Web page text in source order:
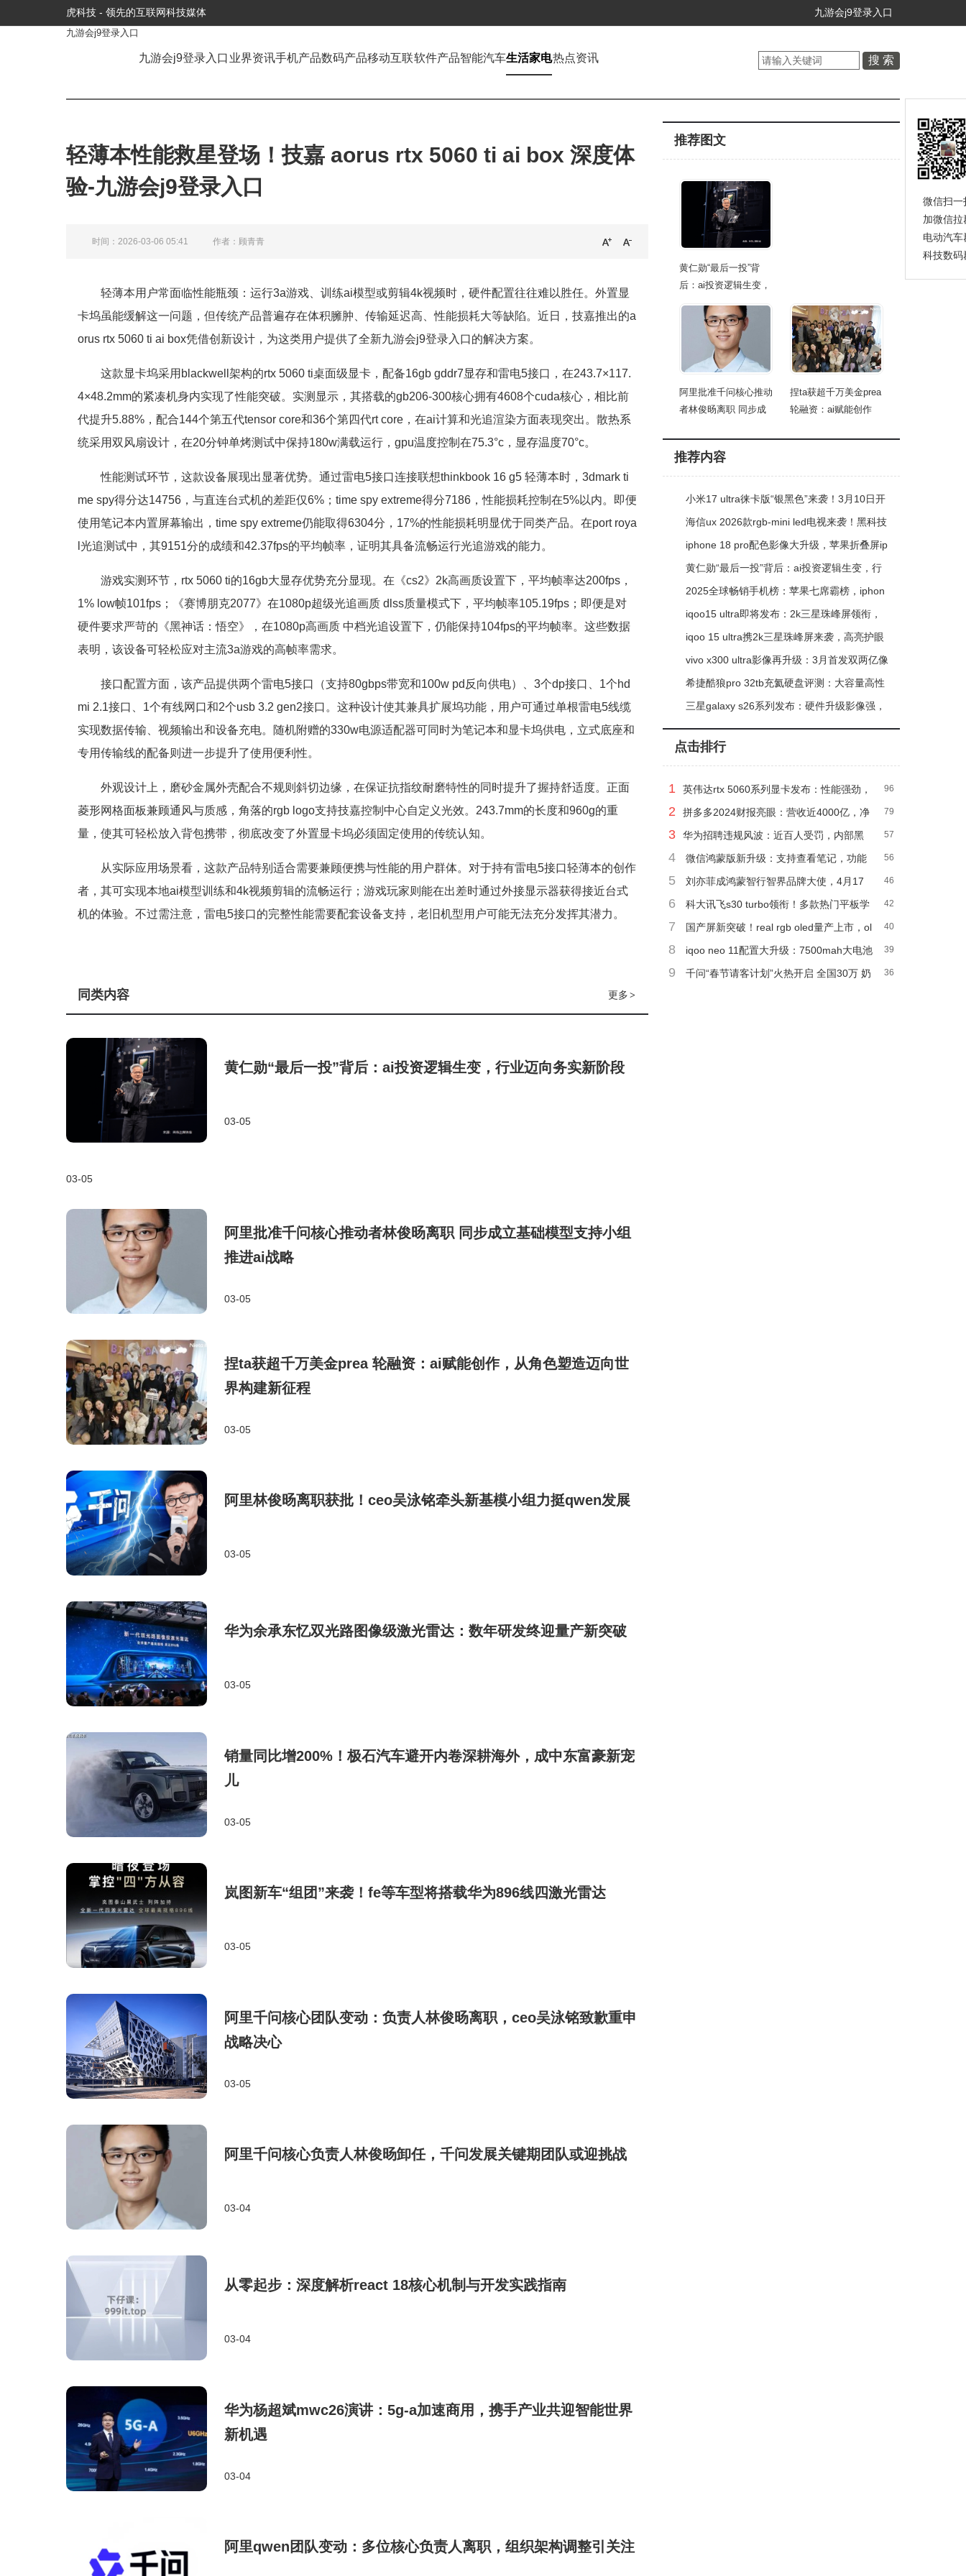
九游会j9登录入口
虎科技 - 领先的互联网科技媒体
九游会j9登录入口
九游会j9登录入口 业界资讯手机产品数码产品移动互联软件产品智能汽车生活家电热点资讯
轻薄本性能救星登场！技嘉 aorus rtx 5060 ti ai box 深度体
验-九游会j9登录入口
时间：2026-03-06 05:41 作者：顾青青
轻薄本用户常面临性能瓶颈：运行3a游戏、训练ai模型或剪辑4k视频时，硬件配置往往难以胜任。外置显
卡坞虽能缓解这一问题，但传统产品普遍存在体积臃肿、传输延迟高、性能损耗大等缺陷。近日，技嘉推出的a
orus rtx 5060 ti ai box凭借创新设计，为这类用户提供了全新九游会j9登录入口的解决方案。
这款显卡坞采用blackwell架构的rtx 5060 ti桌面级显卡，配备16gb gddr7显存和雷电5接口，在243.7×117.
4×48.2mm的紧凑机身内实现了性能突破。实测显示，其搭载的gb206-300核心拥有4608个cuda核心，相比前
代提升5.88%，配合144个第五代tensor core和36个第四代rt core，在ai计算和光追渲染方面表现突出。散热系
统采用双风扇设计，在20分钟单烤测试中保持180w满载运行，gpu温度控制在75.3°c，显存温度70°c。
性能测试环节，这款设备展现出显著优势。通过雷电5接口连接联想thinkbook 16 g5 轻薄本时，3dmark ti
me spy得分达14756，与直连台式机的差距仅6%；time spy extreme得分7186，性能损耗控制在5%以内。即便
使用笔记本内置屏幕输出，time spy extreme仍能取得6304分，17%的性能损耗明显优于同类产品。在port roya
l光追测试中，其9151分的成绩和42.37fps的平均帧率，证明其具备流畅运行光追游戏的能力。
游戏实测环节，rtx 5060 ti的16gb大显存优势充分显现。在《cs2》2k高画质设置下，平均帧率达200fps，
1% low帧101fps；《赛博朋克2077》在1080p超级光追画质 dlss质量模式下，平均帧率105.19fps；即便是对
硬件要求严苛的《黑神话：悟空》，在1080p高画质 中档光追设置下，仍能保持104fps的平均帧率。这些数据
表明，该设备可轻松应对主流3a游戏的高帧率需求。
接口配置方面，该产品提供两个雷电5接口（支持80gbps带宽和100w pd反向供电）、3个dp接口、1个hd
mi 2.1接口、1个有线网口和2个usb 3.2 gen2接口。这种设计使其兼具扩展坞功能，用户可通过单根雷电5线缆
实现数据传输、视频输出和设备充电。随机附赠的330w电源适配器可同时为笔记本和显卡坞供电，立式底座和
专用传输线的配备则进一步提升了使用便利性。
外观设计上，磨砂金属外壳配合不规则斜切边缘，在保证抗指纹耐磨特性的同时提升了握持舒适度。正面
菱形网格面板兼顾通风与质感，角落的rgb logo支持技嘉控制中心自定义光效。243.7mm的长度和960g的重
量，使其可轻松放入背包携带，彻底改变了外置显卡坞必须固定使用的传统认知。
从实际应用场景看，这款产品特别适合需要兼顾便携与性能的用户群体。对于持有雷电5接口轻薄本的创作
者，其可实现本地ai模型训练和4k视频剪辑的流畅运行；游戏玩家则能在出差时通过外接显示器获得接近台式
机的体验。不过需注意，雷电5接口的完整性能需要配套设备支持，老旧机型用户可能无法充分发挥其潜力。
更多 >
同类内容
黄仁勋“最后一投”背后：ai投资逻辑生变，行业迈向务实新阶段
03-05
03-05
阿里批准千问核心推动者林俊旸离职 同步成立基础模型支持小组
推进ai战略
03-05
捏ta获超千万美金prea 轮融资：ai赋能创作，从角色塑造迈向世
界构建新征程
03-05
阿里林俊旸离职获批！ceo吴泳铭牵头新基模小组力挺qwen发展
03-05
华为余承东忆双光路图像级激光雷达：数年研发终迎量产新突破
03-05
销量同比增200%！极石汽车避开内卷深耕海外，成中东富豪新宠
儿
03-05
岚图新车“组团”来袭！fe等车型将搭载华为896线四激光雷达
03-05
阿里千问核心团队变动：负责人林俊旸离职，ceo吴泳铭致歉重申
战略决心
03-05
阿里千问核心负责人林俊旸卸任，千问发展关键期团队或迎挑战
03-04
从零起步：深度解析react 18核心机制与开发实践指南
03-04
华为杨超斌mwc26演讲：5g-a加速商用，携手产业共迎智能世界
新机遇
03-04
阿里qwen团队变动：多位核心负责人离职，组织架构调整引关注
推荐图文
黄仁勋“最后一投”背
后：ai投资逻辑生变，
阿里批准千问核心推动
者林俊旸离职 同步成
捏ta获超千万美金prea
轮融资：ai赋能创作
推荐内容
小米17 ultra徕卡版“银黑色”来袭！3月10日开
售，影像续航亮点多
海信ux 2026款rgb-mini led电视来袭！黑科技
傍身，游戏影音体验再升级
iphone 18 pro配色影像大升级，苹果折叠屏ip
hone fold首推经典色走稳健路线
黄仁勋“最后一投”背后：ai投资逻辑生变，行
业迈向务实新阶段
2025全球畅销手机榜：苹果七席霸榜，iphon
e 16系列前三，高端化趋势凸显
iqoo15 ultra即将发布：2k三星珠峰屏领衔，
多项顶级配置亮相
iqoo 15 ultra携2k三星珠峰屏来袭，高亮护眼
性能强，游戏体验再升级
vivo x300 ultra影像再升级：3月首发双两亿像
素，性能续航全面突破
希捷酷狼pro 32tb充氦硬盘评测：大容量高性
能，多盘位nas存储优选
三星galaxy s26系列发布：硬件升级影像强，
galaxy ai打造主动智能新体验
点击排行
96
1
英伟达rtx 5060系列显卡发布：性能强劲，
起售价299美元
79
2
拼多多2024财报亮眼：营收近4000亿，净
利润大增八成！
57
3
华为招聘违规风波：近百人受罚，内部黑
产曝光？
56
4
微信鸿蒙版新升级：支持查看笔记，功能
更完善了！
46
5
刘亦菲成鸿蒙智行智界品牌大使，4月17
日品牌之夜等你来见！
42
6
科大讯飞s30 turbo领衔！多款热门平板学
习机功能特色深度对比分析
40
7
国产屏新突破！real rgb oled量产上市，ol
ed显示技术迎来革命？
39
8
iqoo neo 11配置大升级：7500mah大电池
2k直屏，2499元起游戏党福音
36
9
千问“春节请客计划”火热开启 全国30万 奶
微信扫一
加微信拉
电动汽车
科技数码